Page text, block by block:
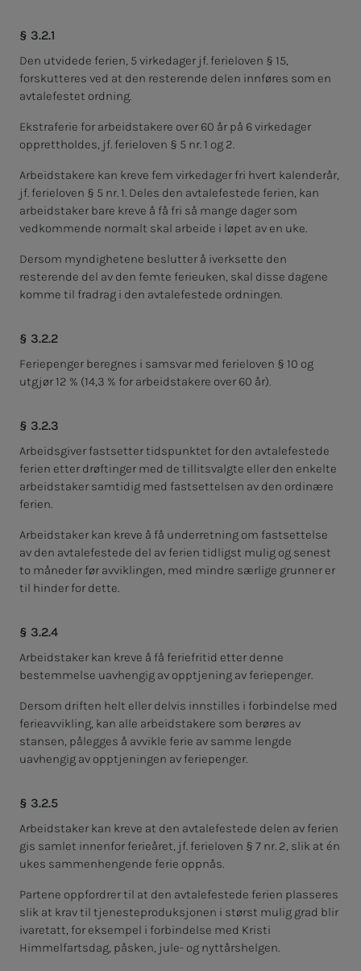
§ 3.2.1
Den utvidede ferien, 5 virkedager jf. ferieloven § 15,
forskutteres ved at den resterende delen innføres som en
avtalefestet ordning.
Ekstraferie for arbeidstakere over 60 år på 6 virkedager
opprettholdes, jf. ferieloven § 5 nr. 1 og 2.
Arbeidstakere kan kreve fem virkedager fri hvert kalenderår,
jf. ferieloven § 5 nr. 1. Deles den avtalefestede ferien, kan
arbeidstaker bare kreve å få fri så mange dager som
vedkommende normalt skal arbeide i løpet av en uke.
Dersom myndighetene beslutter å iverksette den
resterende del av den femte ferieuken, skal disse dagene
komme til fradrag i den avtalefestede ordningen.
§ 3.2.2
Feriepenger beregnes i samsvar med ferieloven § 10 og
utgjør 12 % (14,3 % for arbeidstakere over 60 år).
§ 3.2.3
Arbeidsgiver fastsetter tidspunktet for den avtalefestede
ferien etter drøftinger med de tillitsvalgte eller den enkelte
arbeidstaker samtidig med fastsettelsen av den ordinære
ferien.
Arbeidstaker kan kreve å få underretning om fastsettelse
av den avtalefestede del av ferien tidligst mulig og senest
to måneder før avviklingen, med mindre særlige grunner er
til hinder for dette.
§ 3.2.4
Arbeidstaker kan kreve å få feriefritid etter denne
bestemmelse uavhengig av opptjening av feriepenger.
Dersom driften helt eller delvis innstilles i forbindelse med
ferieavvikling, kan alle arbeidstakere som berøres av
stansen, pålegges å avvikle ferie av samme lengde
uavhengig av opptjeningen av feriepenger.
§ 3.2.5
Arbeidstaker kan kreve at den avtalefestede delen av ferien
gis samlet innenfor ferieåret, jf. ferieloven § 7 nr. 2, slik at én
ukes sammenhengende ferie oppnås.
Partene oppfordrer til at den avtalefestede ferien plasseres
slik at krav til tjenesteproduksjonen i størst mulig grad blir
ivaretatt, for eksempel i forbindelse med Kristi
Himmelfartsdag, påsken, jule- og nyttårshelgen.